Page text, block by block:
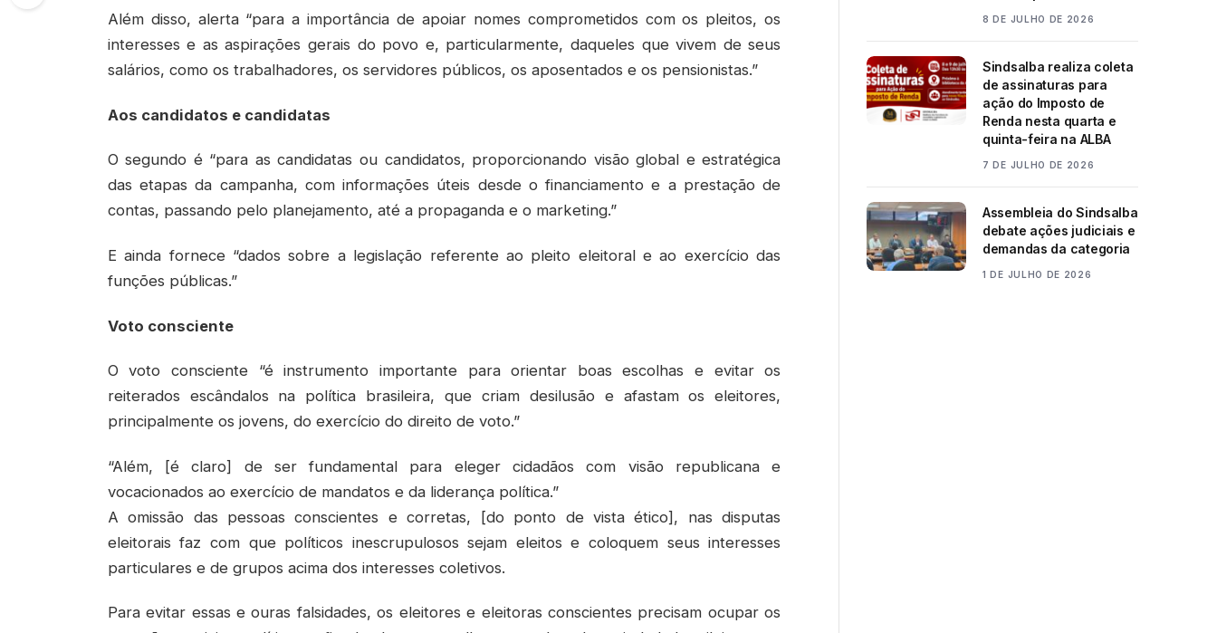
Além disso, alerta “para a importância de apoiar nomes comprometidos com os pleitos, os
interesses e as aspirações gerais do povo e, particularmente, daqueles que vivem de seus
salários, como os trabalhadores, os servidores públicos, os aposentados e os pensionistas.”
Aos candidatos e candidatas
O segundo é “para as candidatas ou candidatos, proporcionando visão global e estratégica
das etapas da campanha, com informações úteis desde o financiamento e a prestação de
contas, passando pelo planejamento, até a propaganda e o marketing.”
E ainda fornece “dados sobre a legislação referente ao pleito eleitoral e ao exercício das
funções públicas.”
Voto consciente
O voto consciente “é instrumento importante para orientar boas escolhas e evitar os
reiterados escândalos na política brasileira, que criam desilusão e afastam os eleitores,
principalmente os jovens, do exercício do direito de voto.”
“Além, [é claro] de ser fundamental para eleger cidadãos com visão republicana e
vocacionados ao exercício de mandatos e da liderança política.”
A omissão das pessoas conscientes e corretas, [do ponto de vista ético], nas disputas
eleitorais faz com que políticos inescrupulosos sejam eleitos e coloquem seus interesses
particulares e de grupos acima dos interesses coletivos.
Para evitar essas e ouras falsidades, os eleitores e eleitoras conscientes precisam ocupar os
8 DE JULHO DE 2026
Sindsalba realiza coleta
de assinaturas para
ação do Imposto de
Renda nesta quarta e
quinta-feira na ALBA
7 DE JULHO DE 2026
Assembleia do Sindsalba
debate ações judiciais e
demandas da categoria
1 DE JULHO DE 2026